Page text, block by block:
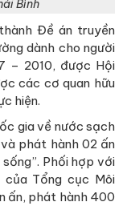
sạch và bảo vệ
và Vệ sinh môi
ngành và tỉnh tổ
vụ có hiệu quả
chuyển, xử lý rác
động nhân dân ở
ở gia đình, tạo sự
động hưởng ứng
Giang xây dựng
trong gia đình hội